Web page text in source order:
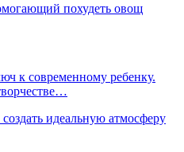
похудеть овощ
к современному ребенку.
идеальную атмосферу